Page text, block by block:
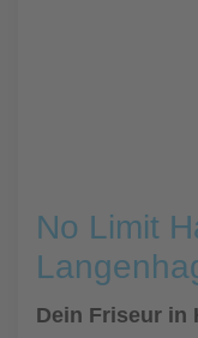
No Limit
Dein Friseur in